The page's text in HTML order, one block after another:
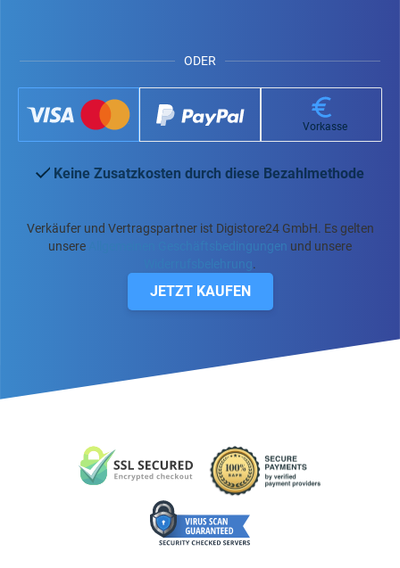
ODER
Vorkasse
Keine Zusatzkosten durch diese Bezahlmethode
Verkäufer und Vertragspartner ist Digistore24 GmbH. Es gelten
unsere
Allgemeinen Geschäftsbedingungen und unsere
Widerrufsbelehrung.
JETZT KAUFEN